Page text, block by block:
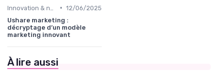
• 12/06/2025
Ushare marketing :
décryptage d’un modèle
marketing innovant
À lire aussi